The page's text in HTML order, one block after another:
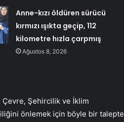
Anne-kızı öldüren sürücü
kırmızı ışıkta geçip, 112
kilometre hızla çarpmış
Ağustos 8, 2026
Çevre, Şehircilik ve İklim
önlemek için böyle bir talepte